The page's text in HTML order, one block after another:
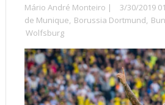
Mário André Monteiro | 3/30/2019
de Munique, Borussia Dortmund,
Wolfsburg